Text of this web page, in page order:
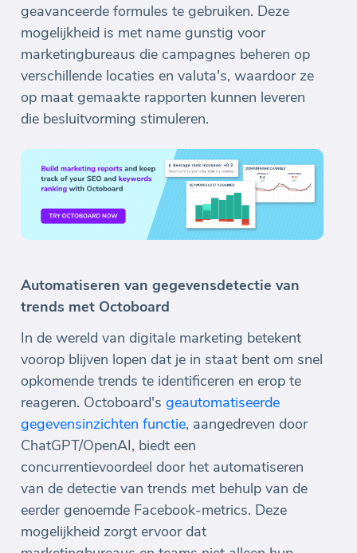
geavanceerde formules te gebruiken. Deze
mogelijkheid is met name gunstig voor
marketingbureaus die campagnes beheren op
verschillende locaties en valuta's, waardoor ze
op maat gemaakte rapporten kunnen leveren
die besluitvorming stimuleren.
Automatiseren van gegevensdetectie van
trends met Octoboard
In de wereld van digitale marketing betekent
voorop blijven lopen dat je in staat bent om snel
opkomende trends te identificeren en erop te
reageren. Octoboard's geautomatiseerde
gegevensinzichten functie, aangedreven door
ChatGPT/OpenAI, biedt een
concurrentievoordeel door het automatiseren
van de detectie van trends met behulp van de
eerder genoemde Facebook-metrics. Deze
mogelijkheid zorgt ervoor dat